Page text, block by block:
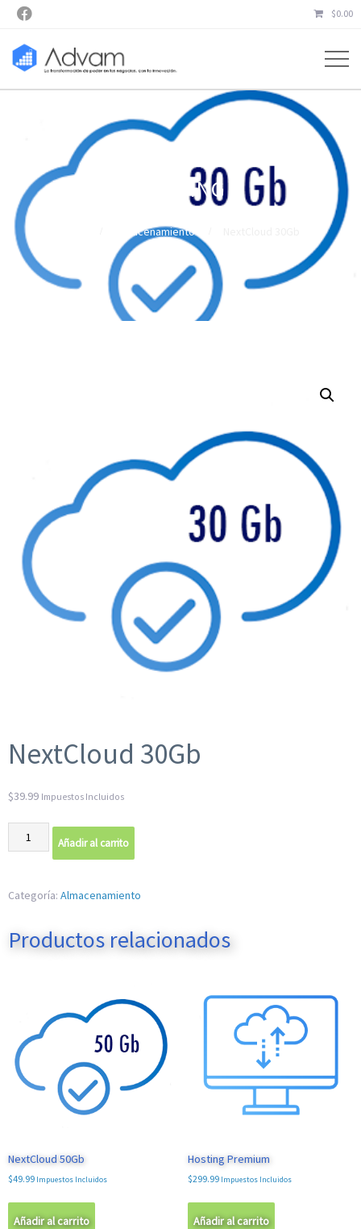
$0.00

HOSTING
Almacenamiento
NextCloud 30Gb
$39.99 Impuestos Incluidos
NextCloud
30Gb
Añadir al carrito
Categoría: Almacenamiento
Productos relacionados
NextCloud 50Gb
$49.99 Impuestos Incluidos
Añadir al carrito
Hosting Premium
$299.99 Impuestos Incluidos
Añadir al carrito